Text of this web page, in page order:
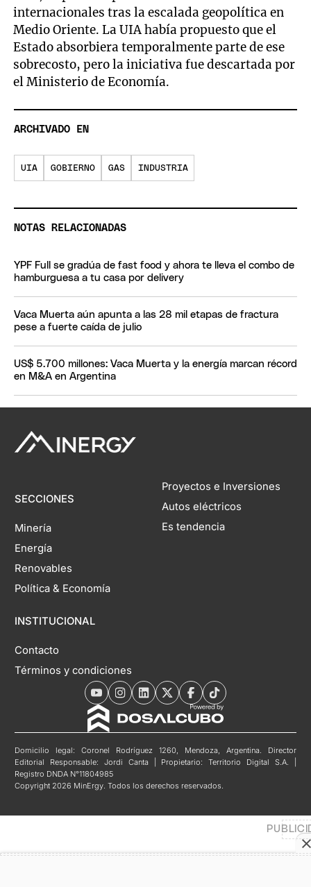
internacionales tras la escalada geopolítica en
Medio Oriente. La UIA había propuesto que el
Estado absorbiera temporalmente parte de ese
sobrecosto, pero la iniciativa fue descartada por
el Ministerio de Economía.
ARCHIVADO EN
UIA GOBIERNO GAS INDUSTRIA
NOTAS RELACIONADAS
YPF Full se gradúa de fast food y ahora te lleva el combo de
hamburguesa a tu casa por delivery
Vaca Muerta aún apunta a las 28 mil etapas de fractura
pese a fuerte caída de julio
US$ 5.700 millones: Vaca Muerta y la energía marcan récord
en M&A en Argentina
SECCIONES
Minería
Energía
Renovables
Política & Economía
INSTITUCIONAL
Contacto
Términos y condiciones
Proyectos e Inversiones
Autos eléctricos
Es tendencia
Domicilio legal: Coronel Rodríguez 1260, Mendoza, Argentina. Director
Editorial Responsable: Jordi Canta | Propietario: Territorio Digital S.A. |
Registro DNDA N°11804985
Copyright 2026 MinErgy. Todos los derechos reservados.